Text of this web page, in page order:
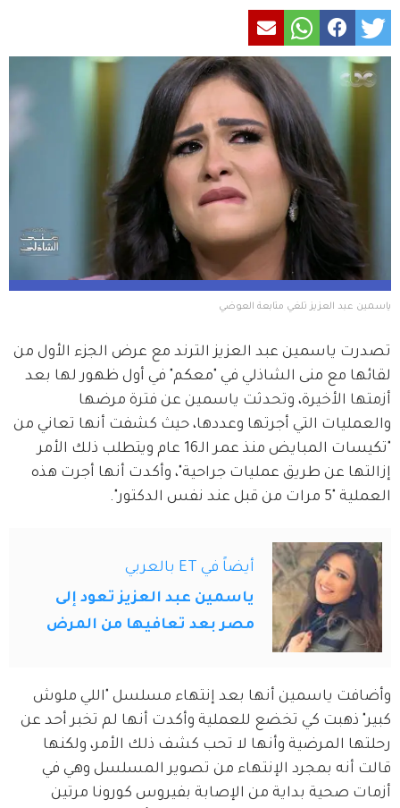
ياسمين عبد العزيز تلغي متابعة العوضي
تصدرت ياسمين عبد العزيز الترند مع عرض الجزء الأول من
لقائها مع منى الشاذلي في "معكم" في أول ظهور لها بعد
أزمتها الأخيرة، وتحدثت ياسمين عن فترة مرضها
والعمليات التي أجرتها وعددها، حيث كشفت أنها تعاني من
"تكيسات المبايض منذ عمر الـ16 عام ويتطلب ذلك الأمر
إزالتها عن طريق عمليات جراحية"، وأكدت أنها أجرت هذه
العملية "5 مرات من قبل عند نفس الدكتور".
أيضاً في ET بالعربي
ياسمين عبد العزيز تعود إلى
مصر بعد تعافيها من المرض
وأضافت ياسمين أنها بعد إنتهاء مسلسل "اللي ملوش
كبير" ذهبت كي تخضع للعملية وأكدت أنها لم تخبر أحد عن
رحلتها المرضية وأنها لا تحب كشف ذلك الأمر، ولكنها
قالت أنه بمجرد الإنتهاء من تصوير المسلسل وهي في
أزمات صحية بداية من الإصابة بفيروس كورونا مرتين